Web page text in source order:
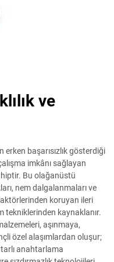
ve
başarısızlık gösterdiği
imkânı sağlayan
Bu olağanüstü
nem dalgalanmaları ve
koruyan ileri
tekniklerinden kaynaklanır.
aşınmaya,
özel alaşımlardan oluşur;
anahtarlama